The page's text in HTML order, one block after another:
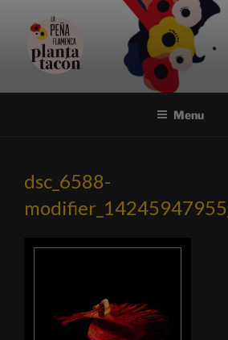
contenu
principal
PEÑA FLAMENCA
Association et festival flamencos uniques à
Menu
dsc_6588-